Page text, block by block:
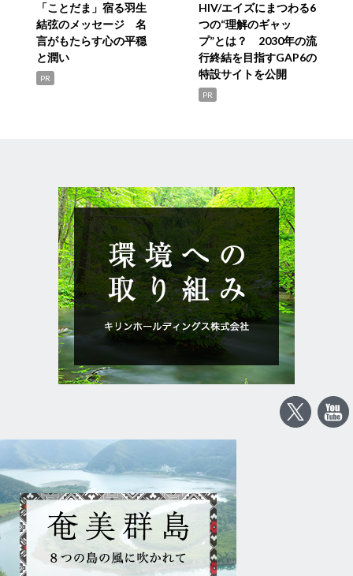
「ことだま」宿る羽生
結弦のメッセージ 名
言がもたらす心の平穏
と潤い
PR
HIV/エイズにまつわる6
つの“理解のギャッ
プ”とは？ 2030年の流
行終結を目指すGAP6の
特設サイトを公開
PR